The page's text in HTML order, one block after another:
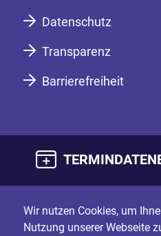
Datenschutz
Transparenz
Barrierefreiheit
Wir nutzen Cookies, um
Nutzung unserer Webseite